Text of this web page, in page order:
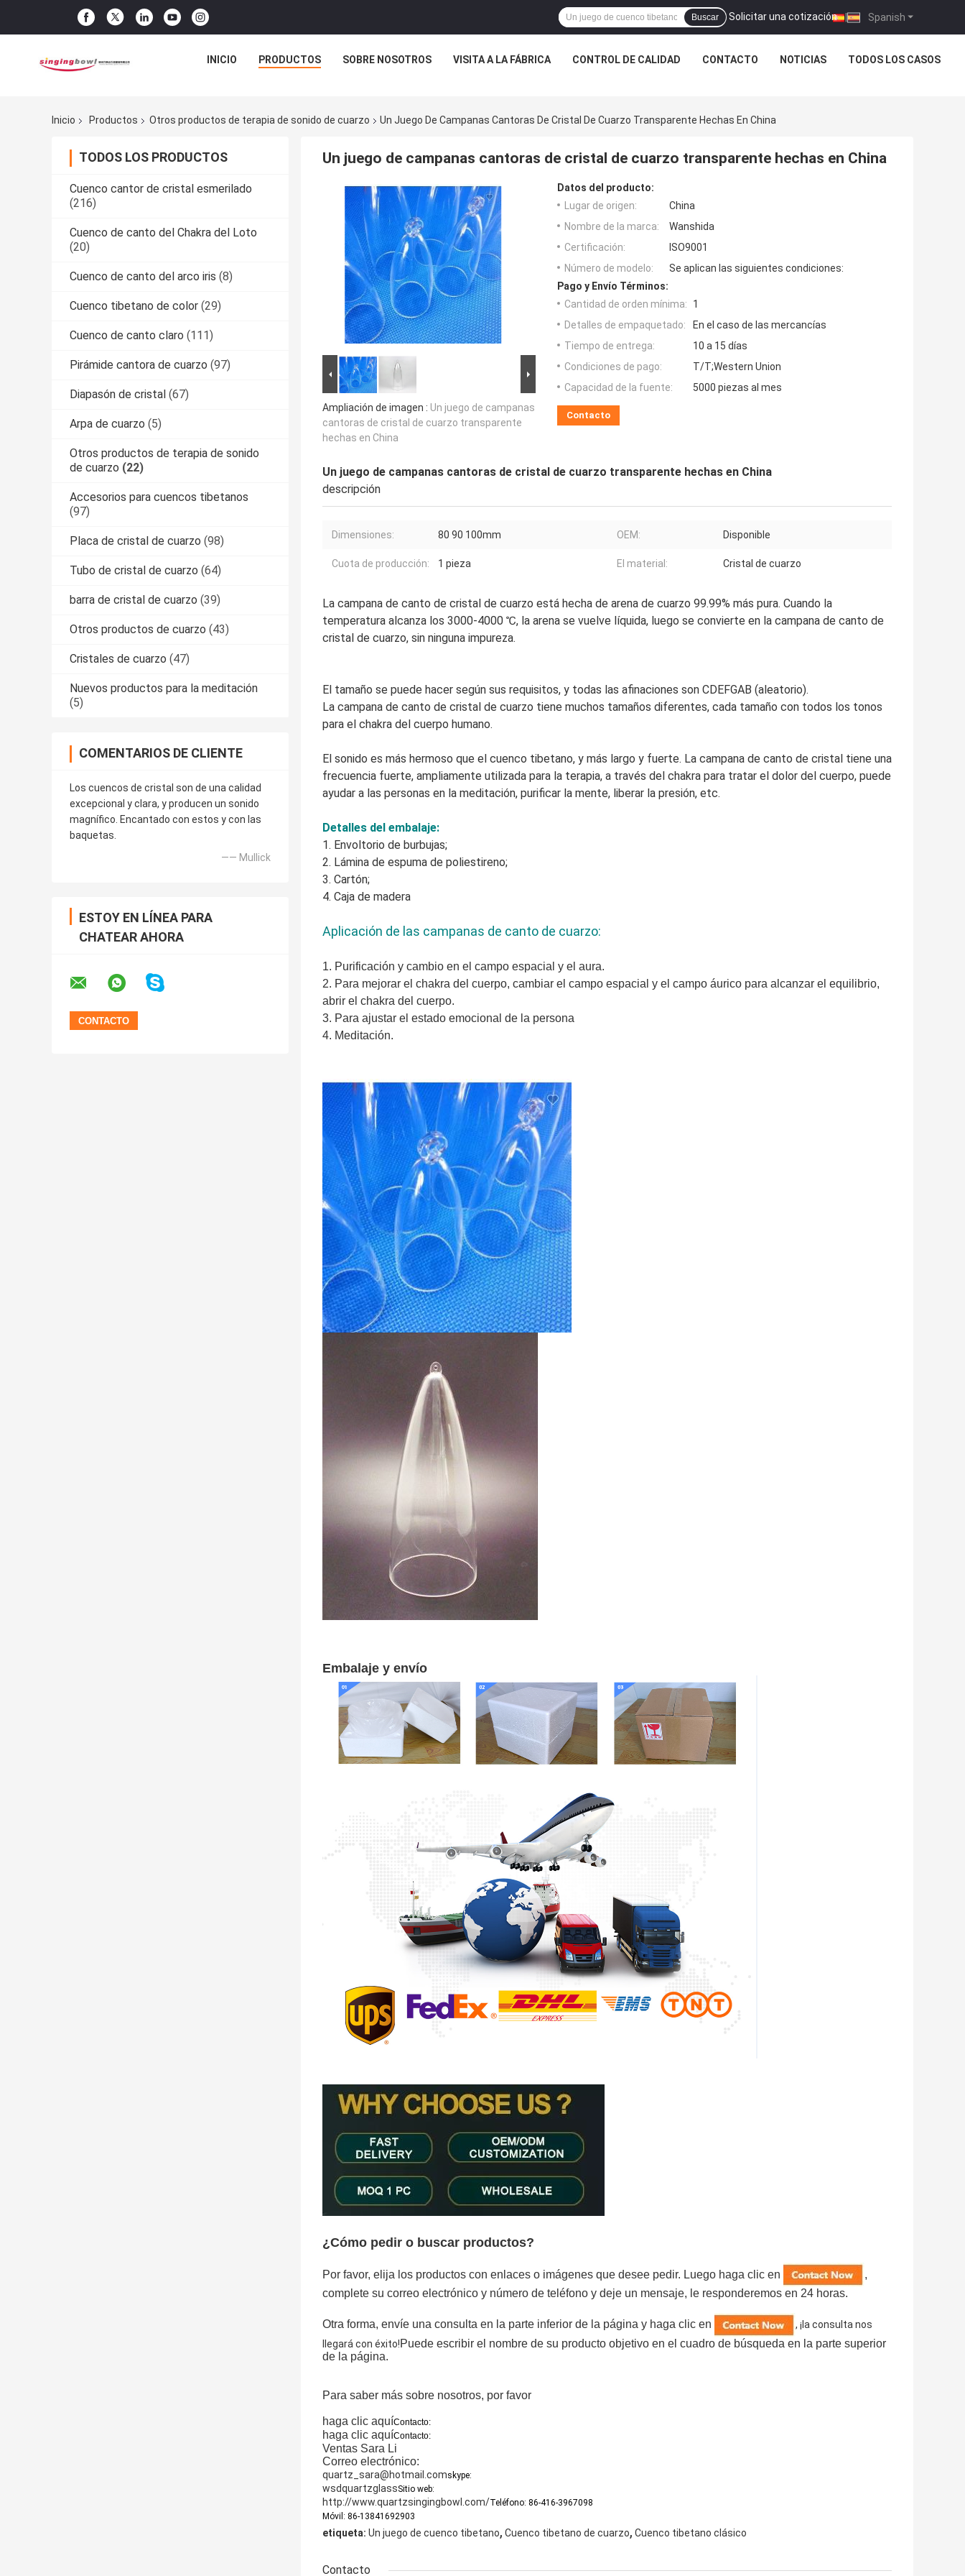
Spanish
Solicitar una cotización |
Buscar
INICIO PRODUCTOS SOBRE NOSOTROS VISITA A LA FÁBRICA CONTROL DE CALIDAD CONTACTO NOTICIAS TODOS LOS CASOS
Inicio Productos Otros productos de terapia de sonido de cuarzo Un Juego De Campanas Cantoras De Cristal De Cuarzo Transparente Hechas En China
TODOS LOS PRODUCTOS
Cuenco cantor de cristal esmerilado
(216)
Cuenco de canto del Chakra del Loto
(20)
Cuenco de canto del arco iris (8)
Cuenco tibetano de color (29)
Cuenco de canto claro (111)
Pirámide cantora de cuarzo (97)
Diapasón de cristal (67)
Arpa de cuarzo (5)
Otros productos de terapia de sonido
de cuarzo (22)
Accesorios para cuencos tibetanos
(97)
Placa de cristal de cuarzo (98)
Tubo de cristal de cuarzo (64)
barra de cristal de cuarzo (39)
Otros productos de cuarzo (43)
Cristales de cuarzo (47)
Nuevos productos para la meditación
(5)
COMENTARIOS DE CLIENTE
Los cuencos de cristal son de una calidad
excepcional y clara, y producen un sonido
magnífico. Encantado con estos y con las
baquetas.
—— Mullick
ESTOY EN LÍNEA PARA
CHATEAR AHORA
Un juego de campanas cantoras de cristal de cuarzo transparente hechas en China
Ampliación de imagen : Un juego de campanas
cantoras de cristal de cuarzo transparente
hechas en China
Datos del producto:
Lugar de origen:
China
Nombre de la marca:
Wanshida
Certificación:
ISO9001
Número de modelo:
Se aplican las siguientes condiciones:
Pago y Envío Términos:
Cantidad de orden mínima:
1
Detalles de empaquetado:
En el caso de las mercancías
Tiempo de entrega:
10 a 15 días
Condiciones de pago:
T/T;Western Union
Capacidad de la fuente:
5000 piezas al mes
Contacto
Un juego de campanas cantoras de cristal de cuarzo transparente hechas en China
descripción
Dimensiones: 80 90 100mm OEM: Disponible
Cuota de producción: 1 pieza El material: Cristal de cuarzo
La campana de canto de cristal de cuarzo está hecha de arena de cuarzo 99.99% más pura. Cuando la
temperatura alcanza los 3000-4000 ℃, la arena se vuelve líquida, luego se convierte en la campana de canto de
cristal de cuarzo, sin ninguna impureza.
El tamaño se puede hacer según sus requisitos, y todas las afinaciones son CDEFGAB (aleatorio).
La campana de canto de cristal de cuarzo tiene muchos tamaños diferentes, cada tamaño con todos los tonos
para el chakra del cuerpo humano.
El sonido es más hermoso que el cuenco tibetano, y más largo y fuerte. La campana de canto de cristal tiene una
frecuencia fuerte, ampliamente utilizada para la terapia, a través del chakra para tratar el dolor del cuerpo, puede
ayudar a las personas en la meditación, purificar la mente, liberar la presión, etc.
Detalles del embalaje:
1. Envoltorio de burbujas;
2. Lámina de espuma de poliestireno;
3. Cartón;
4. Caja de madera
Aplicación de las campanas de canto de cuarzo:
1. Purificación y cambio en el campo espacial y el aura.
2. Para mejorar el chakra del cuerpo, cambiar el campo espacial y el campo áurico para alcanzar el equilibrio,
abrir el chakra del cuerpo.
3. Para ajustar el estado emocional de la persona
4. Meditación.
Embalaje y envío
¿Cómo pedir o buscar productos?
Por favor, elija los productos con enlaces o imágenes que desee pedir. Luego haga clic en
,
complete su correo electrónico y número de teléfono y deje un mensaje, le responderemos en 24 horas.
Otra forma, envíe una consulta en la parte inferior de la página y haga clic en
, ¡la consulta nos
llegará con éxito!Puede escribir el nombre de su producto objetivo en el cuadro de búsqueda en la parte superior
de la página.
Para saber más sobre nosotros, por favor
haga clic aquíContacto:
haga clic aquíContacto:
Ventas Sara Li
Correo electrónico:
quartz_sara@hotmail.comskype:
wsdquartzglassSitio web:
http://www.quartzsingingbowl.com/Teléfono: 86-416-3967098
Móvil: 86-13841692903
etiqueta: Un juego de cuenco tibetano, Cuenco tibetano de cuarzo, Cuenco tibetano clásico
Contacto